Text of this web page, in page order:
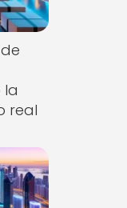
la
real